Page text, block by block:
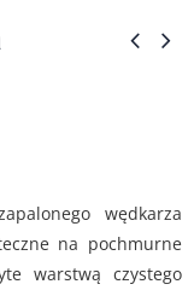
wędkarza
na pochmurne
warstwą czystego